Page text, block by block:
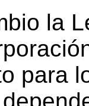
la
para